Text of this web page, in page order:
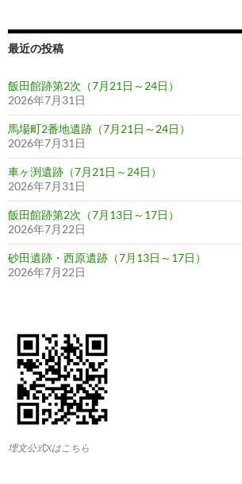
ゲ
ー
シ
ョ
ン
最近の投稿
飯田館跡第2次（7月21日～24日）
2026年7月31日
馬場町2番地遺跡（7月21日～24日）
2026年7月31日
車ヶ渕遺跡（7月21日～24日）
2026年7月31日
飯田館跡第2次（7月13日～17日）
2026年7月22日
砂田遺跡・西原遺跡（7月13日～17日）
2026年7月22日
埋文公式Xはこちら